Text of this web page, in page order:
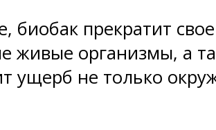
прекратит
живые организмы, а
ущерб не только